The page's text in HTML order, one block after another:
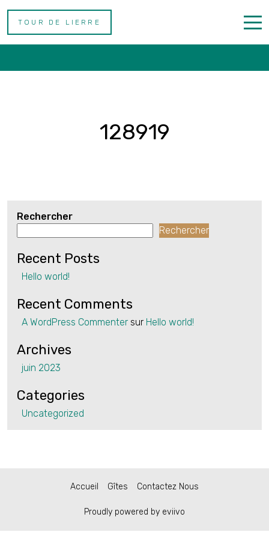
TOUR DE LIERRE 128919
128919
Rechercher
Rechercher
Recent Posts
Hello world!
Recent Comments
A WordPress Commenter sur Hello world!
Archives
juin 2023
Categories
Uncategorized
Accueil Gîtes Contactez Nous
Proudly powered by eviivo